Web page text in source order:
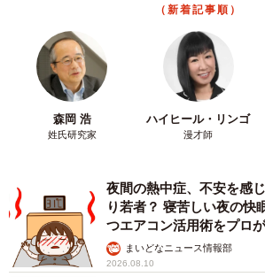
（新着記事順）
森岡 浩
姓氏研究家
ハイヒール・リンゴ
漫才師
夜間の熱中症、不安を感
り若者？ 寝苦しい夜の快
つエアコン活用術をプロ
まいどなニュース情報部
2026.08.10